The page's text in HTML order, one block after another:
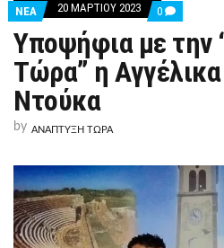
ΝΕΑ 20 ΜΑΡΤΊΟΥ 2023 0 COMMENTS
ON
ΥΠΟΨΉΦΙΑ
ΜΕ
ΤΗΝ
“ΑΝΆΠΤΥΞΗ
Υποψήφια με την
Τώρα” η
Ντούκα
by ΑΝΑΠΤΥΞΗ ΤΩΡΑ